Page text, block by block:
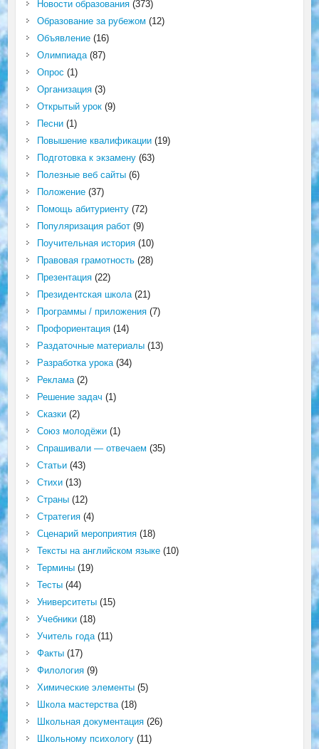
Новости образования(373)
Образование за рубежом (12)
Объявление(16)
Олимпиада(87)
Опрос (1)
Организация(3)
Открытый урок(9)
Песни(1)
Повышение квалификации(19)
Подготовка к экзамену(63)
Полезные веб сайты(6)
Положение(37)
Помощь абитуриенту(72)
Популяризация работ(9)
Поучительная история(10)
Правовая грамотность(28)
Презентация(22)
Президентская школа(21)
Программы / приложения(7)
Профориентация(14)
Раздаточные материалы(13)
Разработка урока(34)
Реклама(2)
Решение задач (1)
Сказки(2)
Союз молодёжи(1)
Спрашивали — отвечаем (35)
Статьи(43)
Стихи(13)
Страны(12)
Стратегия(4)
Сценарий мероприятия(18)
Тексты на английском языке(10)
Термины(19)
Тесты(44)
Университеты(15)
Учебники(18)
Учитель года(11)
Факты(17)
Филология(9)
Химические элементы(5)
Школа мастерства(18)
Школьная документация(26)
Школьному психологу(11)